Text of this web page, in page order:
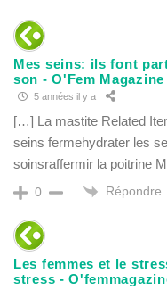
Mes seins: ils font
son - O'Fem Magazine
5 années il y a
[…] La mastite Related
seins fermehydrater les
soinsraffermir la poitrine
0 Répondre
Les femmes et le
stress -